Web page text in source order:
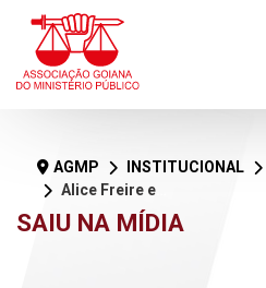
SAIU NA MÍDIA
AGMP INSTITUCIONAL
Alice Freire em O Popular: MP forte, sociedade protegida